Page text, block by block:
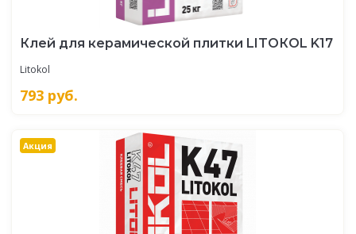
Клей для керамической плитки LITOКOL K17
Litokol
793 руб.
Акция